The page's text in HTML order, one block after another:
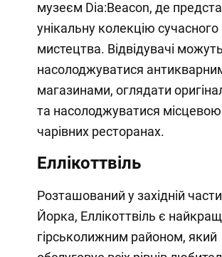
музеєм Dia:Beacon, де
унікальну колекцію сучасного
мистецтва. Відвідувачі можуть
насолоджуватися
магазинами, оглядати
та насолоджуватися
чарівних ресторанах.
Еллікоттвіль
Розташований у західній
Йорка, Еллікоттвіль є
гірськолижним районом, який